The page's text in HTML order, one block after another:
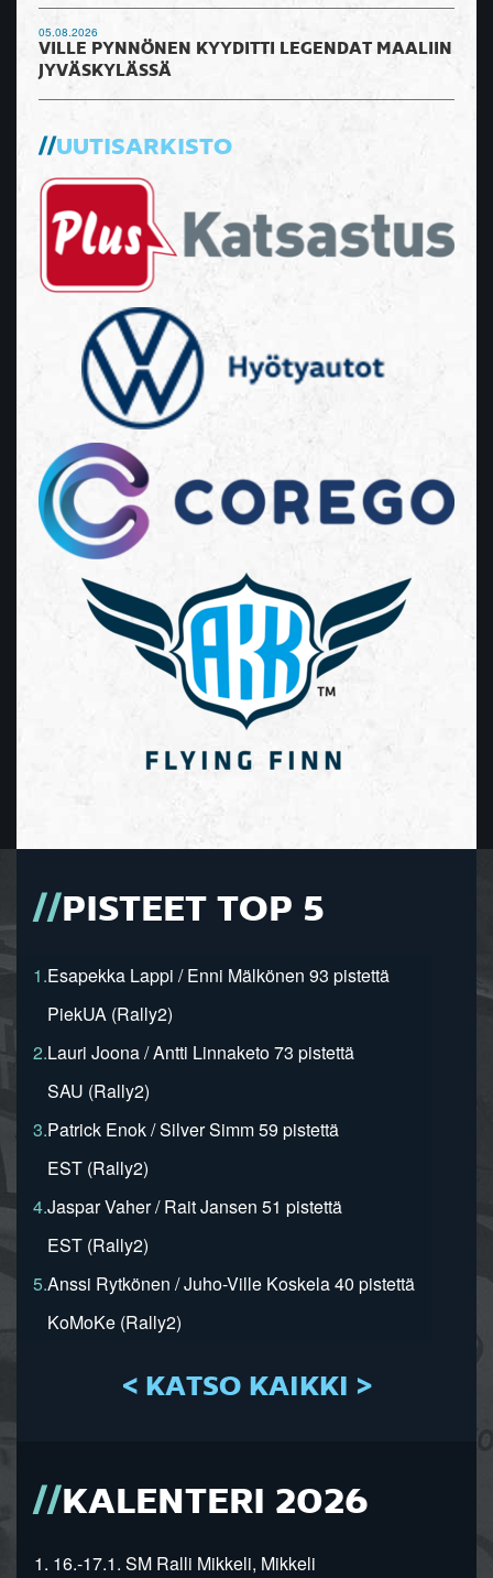
05.08.2026
VILLE PYNNÖNEN KYYDITTI LEGENDAT MAALIIN
JYVÄSKYLÄSSÄ
UUTISARKISTO
PISTEET TOP 5
1.Esapekka Lappi / Enni Mälkönen 93 pistettä
PiekUA (Rally2)
2.Lauri Joona / Antti Linnaketo 73 pistettä
SAU (Rally2)
3.Patrick Enok / Silver Simm 59 pistettä
EST (Rally2)
4.Jaspar Vaher / Rait Jansen 51 pistettä
EST (Rally2)
5.Anssi Rytkönen / Juho-Ville Koskela 40 pistettä
KoMoKe (Rally2)
< KATSO KAIKKI >
KALENTERI 2026
1. 16.-17.1. SM Ralli Mikkeli, Mikkeli